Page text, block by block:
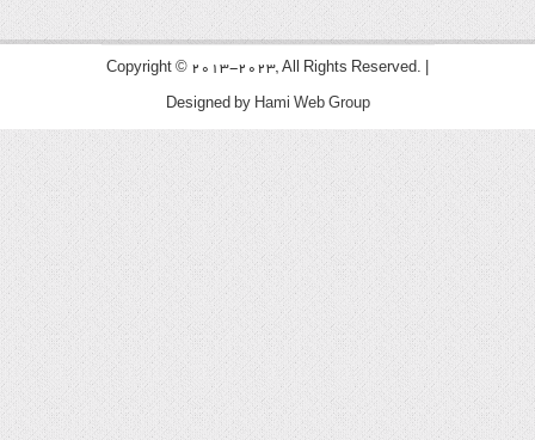
Copyright © 2013-2023, All Rights Reserved. |
Designed by Hami Web Group